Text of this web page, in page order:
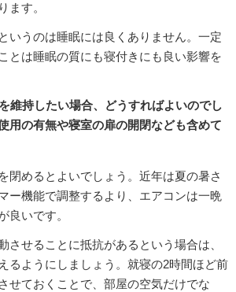
ます。
いうのは睡眠には良くありません。一定
とは睡眠の質にも寝付きにも良い影響を
維持したい場合、どうすればよいのでし
用の有無や寝室の扉の開閉なども含めて
閉めるとよいでしょう。近年は夏の暑さ
ー機能で調整するより、エアコンは一晩
良いです。
させることに抵抗があるという場合は、
るようにしましょう。就寝の2時間ほど前
せておくことで、部屋の空気だけでな